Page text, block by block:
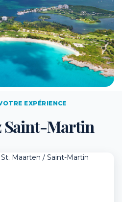
EXPÉRIENCE
Saint-Martin